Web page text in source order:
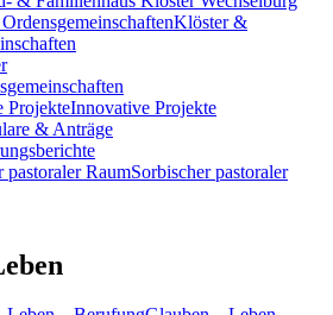
Klöster &
Innovative Projekte
& Anträge
Sorbischer pastoraler